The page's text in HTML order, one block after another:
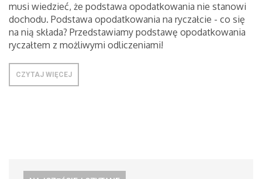
musi wiedzieć, że podstawa opodatkowania nie stanowi
dochodu. Podstawa opodatkowania na ryczałcie - co się
na nią składa? Przedstawiamy podstawę opodatkowania
ryczałtem z możliwymi odliczeniami!
CZYTAJ WIĘCEJ